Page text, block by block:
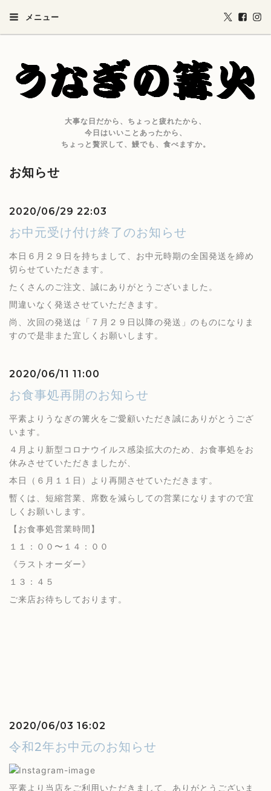
メニュー
大事な日だから、ちょっと疲れたから、
今日はいいことあったから、
ちょっと贅沢して、鰻でも、食べますか。
お知らせ
2020/06/29 22:03
お中元受け付け終了のお知らせ
本日６月２９日を持ちまして、お中元時期の全国発送を締め
切らせていただきます。
たくさんのご注文、誠にありがとうございました。
間違いなく発送させていただきます。
尚、次回の発送は「７月２９日以降の発送」のものになりま
すので是非また宜しくお願いします。
2020/06/11 11:00
お食事処再開のお知らせ
平素よりうなぎの篝火をご愛顧いただき誠にありがとうござ
います。
４月より新型コロナウイルス感染拡大のため、お食事処をお
休みさせていただきましたが、
本日（６月１１日）より再開させていただきます。
暫くは、短縮営業、席数を減らしての営業になりますので宜
しくお願いします。
【お食事処営業時間】
１１：００〜１４：００
《ラストオーダー》
１３：４５
ご来店お待ちしております。
2020/06/03 16:02
令和2年お中元のお知らせ
平素より当店をご利用いただきまして、ありがとうございま